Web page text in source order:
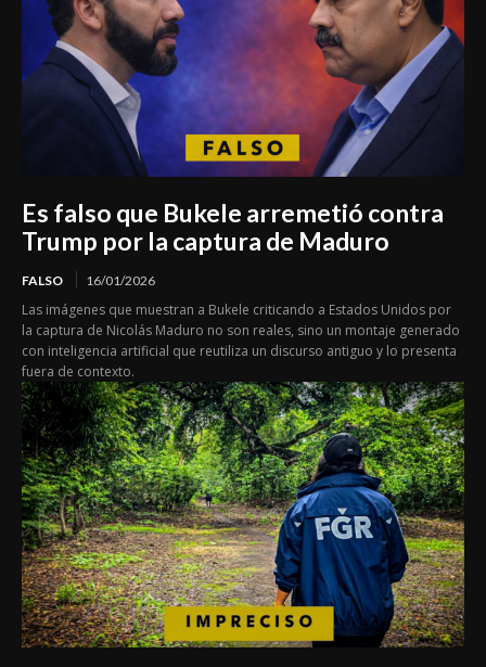
Es falso que Bukele arremetió contra
Trump por la captura de Maduro
FALSO 16/01/2026
Las imágenes que muestran a Bukele criticando a Estados Unidos por
la captura de Nicolás Maduro no son reales, sino un montaje generado
con inteligencia artificial que reutiliza un discurso antiguo y lo presenta
fuera de contexto.